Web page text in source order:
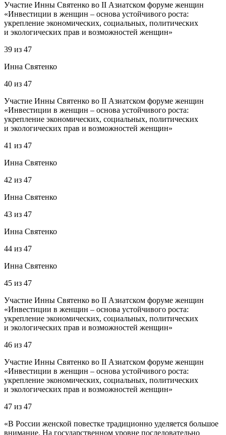
Участие Инны Святенко во II Азиатском форуме женщин
«Инвестиции в женщин – основа устойчивого роста:
укрепление экономических, социальных, политических
и экологических прав и возможностей женщин»
39 из 47
Инна Святенко
40 из 47
Участие Инны Святенко во II Азиатском форуме женщин
«Инвестиции в женщин – основа устойчивого роста:
укрепление экономических, социальных, политических
и экологических прав и возможностей женщин»
41 из 47
Инна Святенко
42 из 47
Инна Святенко
43 из 47
Инна Святенко
44 из 47
Инна Святенко
45 из 47
Участие Инны Святенко во II Азиатском форуме женщин
«Инвестиции в женщин – основа устойчивого роста:
укрепление экономических, социальных, политических
и экологических прав и возможностей женщин»
46 из 47
Участие Инны Святенко во II Азиатском форуме женщин
«Инвестиции в женщин – основа устойчивого роста:
укрепление экономических, социальных, политических
и экологических прав и возможностей женщин»
47 из 47
«В России женской повестке традиционно уделяется большое
внимание. На государственном уровне последовательно